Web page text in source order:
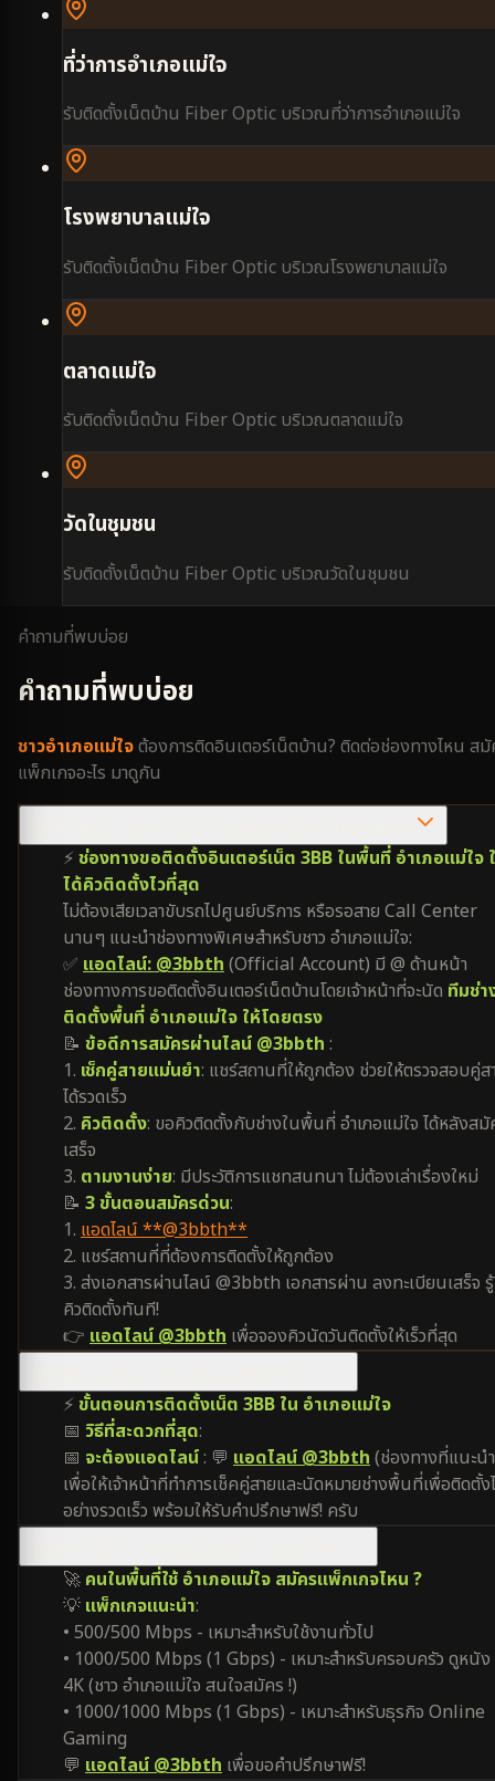
ที่ว่าการอำเภอแม่ใจ
รับติดตั้งเน็ตบ้าน Fiber Optic บริเวณที่ว่าการอำเภอแม่ใจ
โรงพยาบาลแม่ใจ
รับติดตั้งเน็ตบ้าน Fiber Optic บริเวณโรงพยาบาลแม่ใจ
ตลาดแม่ใจ
รับติดตั้งเน็ตบ้าน Fiber Optic บริเวณตลาดแม่ใจ
วัดในชุมชน
รับติดตั้งเน็ตบ้าน Fiber Optic บริเวณวัดในชุมชน
คำถามที่พบบ่อย
คำถามที่พบบ่อย
ชาวอำเภอแม่ใจต้องการติดอินเตอร์เน็ตบ้าน? ติดต่อช่องทางไหน ส
แพ็กเกจอะไร มาดูกัน
⚡ ช่องทางขอติดตั้งอินเตอร์เน็ต 3BB ในพื้นที่ อำเภอแม่ใจ
ได้คิวติดตั้งไวที่สุด
ไม่ต้องเสียเวลาขับรถไปศูนย์บริการ หรือรอสาย Call Center
นานๆ แนะนำช่องทางพิเศษสำหรับชาว อำเภอแม่ใจ:
✅ แอดไลน์: @3bbth(Official Account) มี @ ด้านหน้า
ช่องทางการขอติดตั้งอินเตอร์เน็ตบ้านโดยเจ้าหน้าที่จะนัด ทีมช่า
ติดตั้งพื้นที่ อำเภอแม่ใจ ให้โดยตรง
📝 ข้อดีการสมัครผ่านไลน์ @3bbth :
1. เช็กคู่สายแม่นยำ: แชร์สถานที่ให้ถูกต้อง ช่วยให้ตรวจสอบคู่ส
ได้รวดเร็ว
2. คิวติดตั้ง: ขอคิวติดตั้งกับช่างในพื้นที่ อำเภอแม่ใจ ได้หลังสมั
เสร็จ
3. ตามงานง่าย: มีประวัติการแชทสนทนา ไม่ต้องเล่าเรื่องใหม่
📝 3 ขั้นตอนสมัครด่วน:
1. แอดไลน์ **@3bbth**
2. แชร์สถานที่ที่ต้องการติดตั้งให้ถูกต้อง
3. ส่งเอกสารผ่านไลน์ @3bbth เอกสารผ่าน ลงทะเบียนเสร็จ รู้
คิวติดตั้งทันที!
👉 แอดไลน์ @3bbth เพื่อจองคิวนัดวันติดตั้งให้เร็วที่สุด
⚡ ขั้นตอนการติดตั้งเน็ต 3BB ใน อำเภอแม่ใจ
📅 วิธีที่สะดวกที่สุด:
📅 จะต้องแอดไลน์: 💬 แอดไลน์ @3bbth(ช่องทางที่แนะน
เพื่อให้เจ้าหน้าที่ทำการเช็คคู่สายและนัดหมายช่างพื้นที่เพื่อติดตั้ง
อย่างรวดเร็ว พร้อมให้รับคำปรึกษาฟรี! ครับ
🚀 คนในพื้นที่ใช้ อำเภอแม่ใจ สมัครแพ็กเกจไหน ?
💡 แพ็กเกจแนะนำ:
• 500/500 Mbps - เหมาะสำหรับใช้งานทั่วไป
• 1000/500 Mbps (1 Gbps) - เหมาะสำหรับครอบครัว ดูหนัง
4K (ชาว อำเภอแม่ใจ สนใจสมัคร !)
• 1000/1000 Mbps (1 Gbps) - เหมาะสำหรับธุรกิจ Online
Gaming
💬 แอดไลน์ @3bbth เพื่อขอคำปรึกษาฟรี!